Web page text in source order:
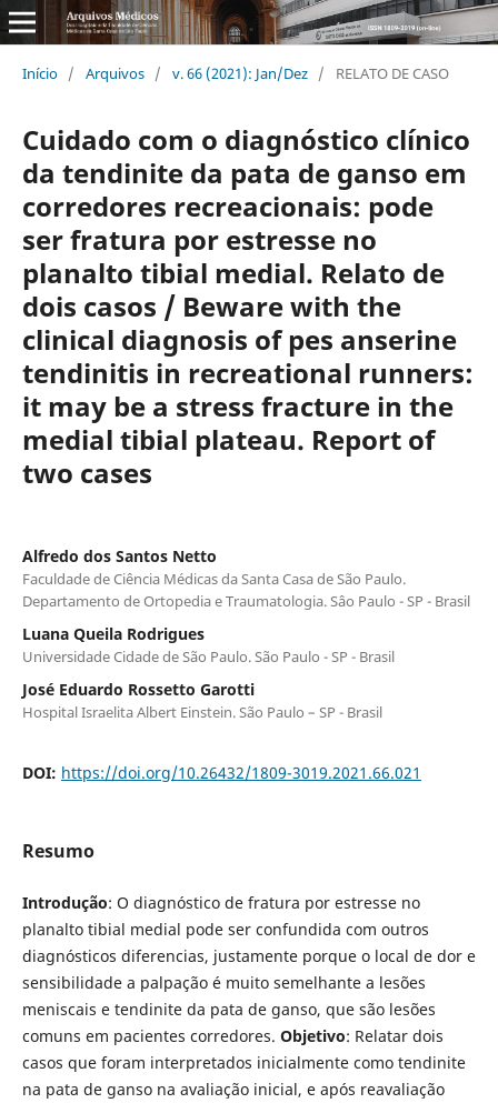
Início / Arquivos / v. 66 (2021): Jan/Dez / RELATO DE CASO
Cuidado com o diagnóstico clínico
da tendinite da pata de ganso em
corredores recreacionais: pode
ser fratura por estresse no
planalto tibial medial. Relato de
dois casos / Beware with the
clinical diagnosis of pes anserine
tendinitis in recreational runners:
it may be a stress fracture in the
medial tibial plateau. Report of
two cases
Alfredo dos Santos Netto
Faculdade de Ciência Médicas da Santa Casa de São Paulo.
Departamento de Ortopedia e Traumatologia. Sâo Paulo - SP - Brasil
Luana Queila Rodrigues
Universidade Cidade de São Paulo. São Paulo - SP - Brasil
José Eduardo Rossetto Garotti
Hospital Israelita Albert Einstein. São Paulo – SP - Brasil
DOI: https://doi.org/10.26432/1809-3019.2021.66.021
Resumo
Introdução: O diagnóstico de fratura por estresse no
planalto tibial medial pode ser confundida com outros
diagnósticos diferencias, justamente porque o local de dor e
sensibilidade a palpação é muito semelhante a lesões
meniscais e tendinite da pata de ganso, que são lesões
comuns em pacientes corredores. Objetivo: Relatar dois
casos que foram interpretados inicialmente como tendinite
na pata de ganso na avaliação inicial, e após reavaliação